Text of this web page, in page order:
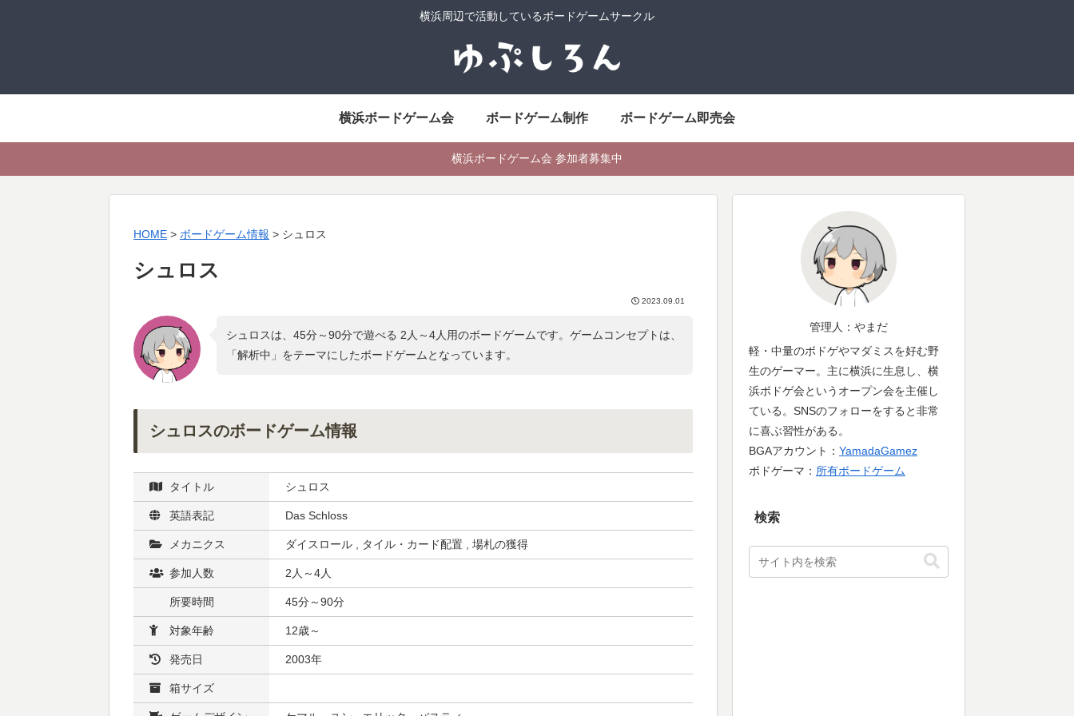
横浜周辺で活動しているボードゲームサークル
横浜ボードゲーム会 ボードゲーム制作 ボードゲーム即売会
横浜ボードゲーム会 参加者募集中
HOME > ボードゲーム情報 > シュロス
シュロス
2023.09.01
シュロスは、45分～90分で遊べる 2人～4人用のボードゲームです。ゲームコンセプトは、
「解析中 」をテーマにしたボードゲームとなっています。
シュロスのボードゲーム情報
タイトル シュロス
英語表記 Das Schloss
メカニクス ダイスロール , タイル・カード配置 , 場札の獲得
参加人数 2人～4人
所要時間 45分～90分
対象年齢 12歳～
発売日 2003年
箱サイズ
管理人：やまだ
軽・中量のボドゲやマダミスを好む野
生のゲーマー。主に横浜に生息し、横
浜ボドゲ会というオープン会を主催し
ている。SNSのフォローをすると非常
に喜ぶ習性がある。
BGAアカウント： YamadaGamez
ボドゲーマ： 所有ボードゲーム
検索